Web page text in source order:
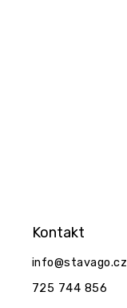
Kontakt
info@stavago.cz
725 744 856